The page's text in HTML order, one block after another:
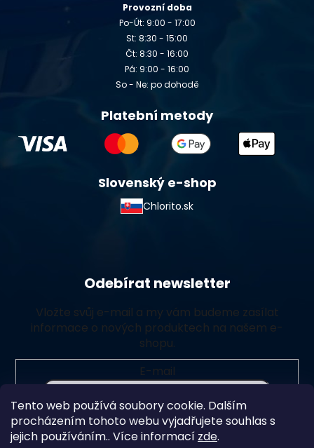
Tento web používá soubory cookie. Dalším
procházením tohoto webu vyjadřujete souhlas s
jejich používáním.. Více informací zde.
Provozní doba
Po-Út: 9:00 - 17:00
St: 8:30 - 15:00
Čt: 8:30 - 16:00
Pá: 9:00 - 16:00
So - Ne: po dohodě
Platební metody
Slovenský e-shop
Chlorito.sk
Odebírat newsletter
Vložte svůj e-mail a my vám budeme zasílat
informace o nových produktech na našem e-
shopu.
E-mail
Vložením e-mailu souhlasíte spodmínkami ochrany
osobních údajů